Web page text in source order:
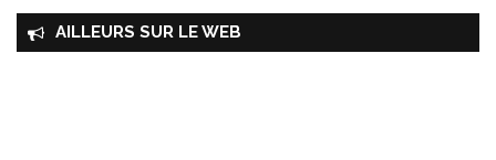
AILLEURS SUR LE WEB